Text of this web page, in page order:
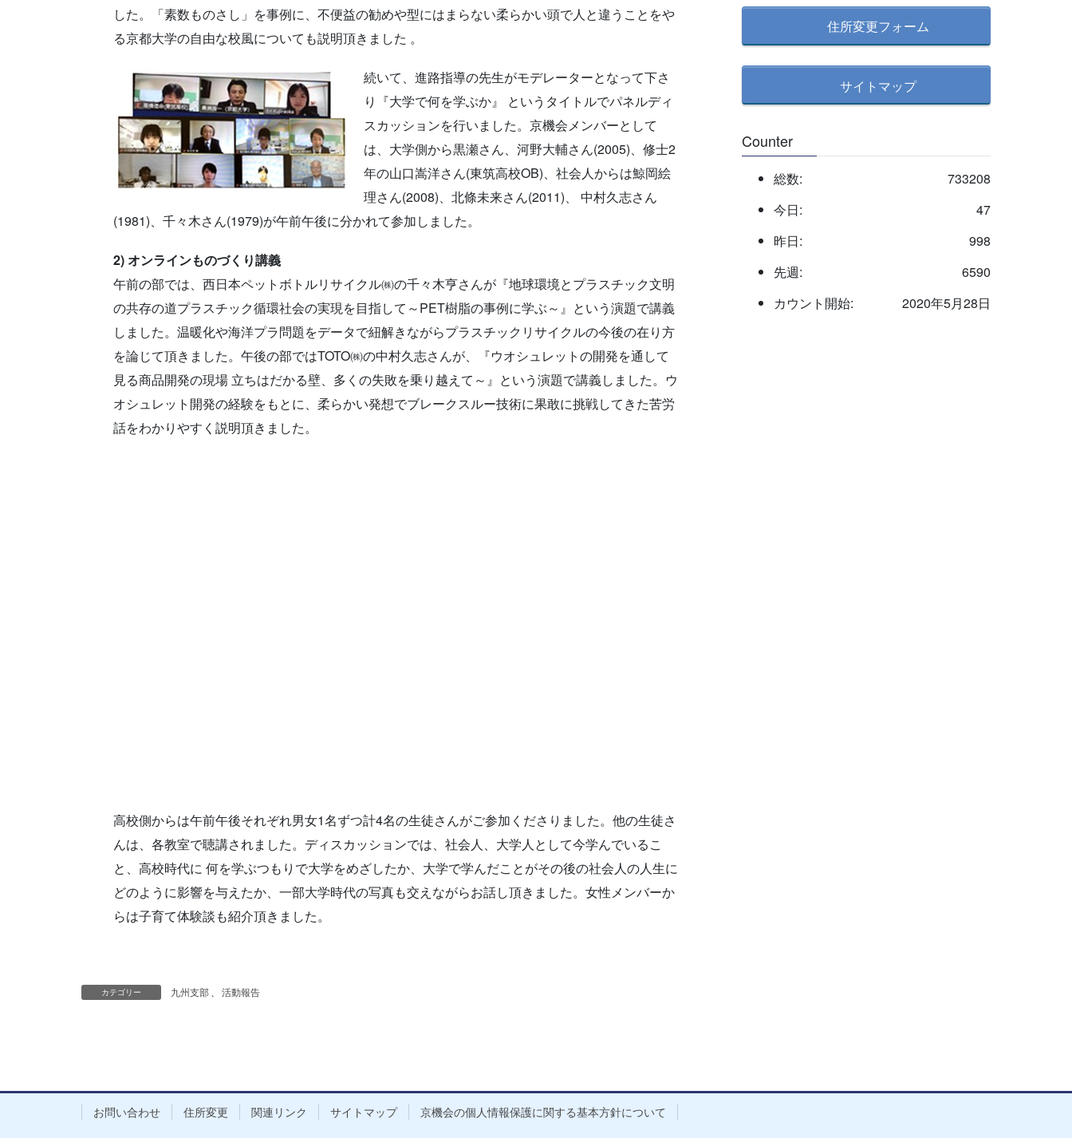
した。「素数ものさし」を事例に、不便益の勧めや型にはまらない柔らかい頭で人と違うことをや
る京都大学の自由な校風についても説明頂きました 。
続いて、進路指導の先生がモデレーターとなって下さ
り『大学で何を学ぶか』 というタイトルでパネルディ
スカッションを行いました。京機会メンバーとして
は、大学側から黒瀬さん、河野大輔さん(2005)、修士2
年の山口嵩洋さん(東筑高校OB)、社会人からは鯨岡絵
理さん(2008)、北條未来さん(2011)、 中村久志さん
(1981)、千々木さん(1979)が午前午後に分かれて参加しました。
2) オンラインものづくり講義
午前の部では、西日本ペットボトルリサイクル㈱の千々木亨さんが『地球環境とプラスチック文明
の共存の道プラスチック循環社会の実現を目指して～PET樹脂の事例に学ぶ～』という演題で講義
しました。温暖化や海洋プラ問題をデータで紐解きながらプラスチックリサイクルの今後の在り方
を論じて頂きました。午後の部ではTOTO㈱の中村久志さんが、『ウオシュレットの開発を通して
見る商品開発の現場 立ちはだかる壁、多くの失敗を乗り越えて～』という演題で講義しました。ウ
オシュレット開発の経験をもとに、柔らかい発想でブレークスルー技術に果敢に挑戦してきた苦労
話をわかりやすく説明頂きました。
高校側からは午前午後それぞれ男女1名ずつ計4名の生徒さんがご参加くださりました。他の生徒さ
んは、各教室で聴講されました。ディスカッションでは、社会人、大学人として今学んでいるこ
と、高校時代に 何を学ぶつもりで大学をめざしたか、大学で学んだことがその後の社会人の人生に
どのように影響を与えたか、一部大学時代の写真も交えながらお話し頂きました。女性メンバーか
らは子育て体験談も紹介頂きました。
カテゴリー 九州支部 活動報告
住所変更フォーム
サイトマップ
Counter
733208
総数:
47
今日:
998
昨日:
6590
先週:
2020年5月28日
カウント開始:
お問い合わせ 住所変更 関連リンク サイトマップ 京機会の個人情報保護に関する基本方針について